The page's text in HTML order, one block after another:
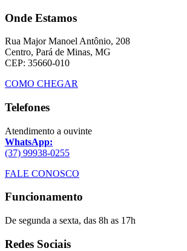
Onde Estamos
Rua Major Manoel Antônio, 208
Centro, Pará de Minas, MG
CEP: 35660-010
COMO CHEGAR
Telefones
Atendimento a ouvinte
WhatsApp:
(37) 99938-0255
FALE CONOSCO
Funcionamento
De segunda a sexta, das 8h as 17h
Redes Sociais